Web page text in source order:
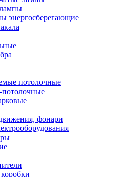
энергосберегающие
потолочные
потолочные
фонари